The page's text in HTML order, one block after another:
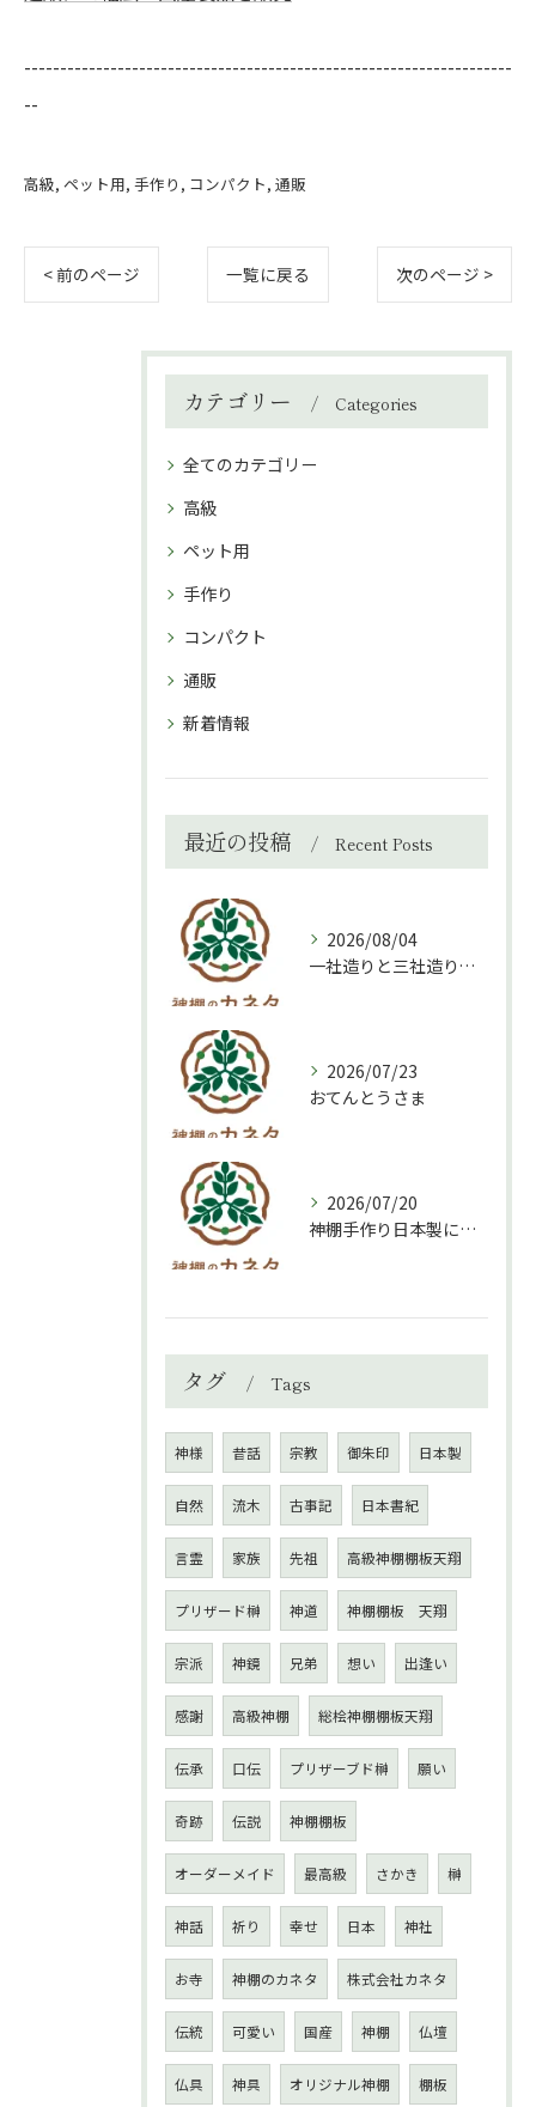
--------------------------------------------------------------------
--
高級 ペット用 手作り コンパクト 通販
< 前のページ 一覧に戻る 次のページ >
カテゴリー Categories
全てのカテゴリー
高級
ペット用
手作り
コンパクト
通販
新着情報
最近の投稿 Recent Posts
2026/08/04
一社造りと三社造り、どちらを選ぶべき？
2026/07/23
おてんとうさま
2026/07/20
神棚手作り日本製について
タグ Tags
神様 昔話 宗教 御朱印 日本製
自然 流木 古事記 日本書紀
言霊 家族 先祖 高級神棚棚板天翔
プリザード榊 神道 神棚棚板 天翔
宗派 神鏡 兄弟 想い 出逢い
感謝 高級神棚 総桧神棚棚板天翔
伝承 口伝 プリザーブド榊 願い
奇跡 伝説 神棚棚板
オーダーメイド 最高級 さかき 榊
神話 祈り 幸せ 日本 神社
お寺 神棚のカネタ 株式会社カネタ
伝統 可愛い 国産 神棚 仏壇
仏具 神具 オリジナル神棚 棚板